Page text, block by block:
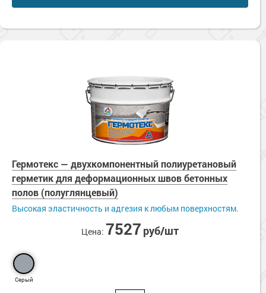
Гермотекс — двухкомпонентный полиуретановый
герметик для деформационных швов бетонных
полов (полуглянцевый)
Высокая эластичность и адгезия к любым поверхностям.
Цена: 7527 руб/шт
Серый